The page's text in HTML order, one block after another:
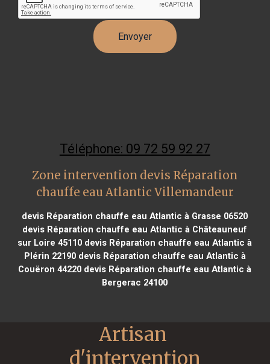
Téléphone: 09 72 59 92 27
Zone intervention devis Réparation
chauffe eau Atlantic Villemandeur
devis Réparation chauffe eau Atlantic à Grasse 06520
devis Réparation chauffe eau Atlantic à Châteauneuf
sur Loire 45110 devis Réparation chauffe eau Atlantic à
Plérin 22190devis Réparation chauffe eau Atlantic à
Couëron 44220 devis Réparation chauffe eau Atlantic à
Bergerac 24100
Artisan
d'intervention